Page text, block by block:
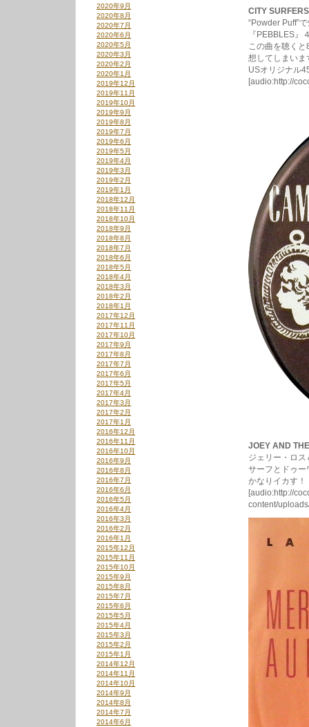
CITY
“Powder Puff”
『PEBBLES
この曲を聴くと
想してしまいま
USオリジナル
[audio:http://
JOEY AND
ジェリー・ロ
サーフとドゥー
かなりイカす！
[audio:http://
content/
2020年9月
2020年8月
2020年7月
2020年6月
2020年5月
2020年3月
2020年2月
2020年1月
2019年12月
2019年11月
2019年10月
2019年9月
2019年8月
2019年7月
2019年6月
2019年5月
2019年4月
2019年3月
2019年2月
2019年1月
2018年12月
2018年11月
2018年10月
2018年9月
2018年8月
2018年7月
2018年6月
2018年5月
2018年4月
2018年3月
2018年2月
2018年1月
2017年12月
2017年11月
2017年10月
2017年9月
2017年8月
2017年7月
2017年6月
2017年5月
2017年4月
2017年3月
2017年2月
2017年1月
2016年12月
2016年11月
2016年10月
2016年9月
2016年8月
2016年7月
2016年6月
2016年5月
2016年4月
2016年3月
2016年2月
2016年1月
2015年12月
2015年11月
2015年10月
2015年9月
2015年8月
2015年7月
2015年6月
2015年5月
2015年4月
2015年3月
2015年2月
2015年1月
2014年12月
2014年11月
2014年10月
2014年9月
2014年8月
2014年7月
2014年6月